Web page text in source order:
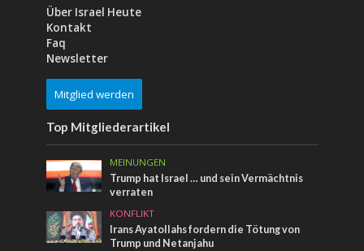
Über Israel Heute
Kontakt
Faq
Newsletter
Mitglied werden
Top Mitgliederartikel
MEINUNGEN
Trump hat Israel … und sein Vermächtnis
verraten
KONFLIKT
Irans Ayatollahs fordern die Tötung von
Trump und Netanjahu